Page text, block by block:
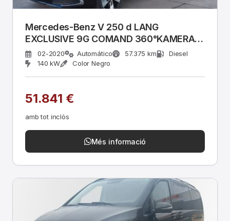
Mercedes-Benz V 250 d LANG
EXCLUSIVE 9G COMAND 360°KAMERA
PANO02-2020 Automático 57.375 km
Diesel
140 kW
Color Negro
51.841 €
amb tot inclòs
Més informació